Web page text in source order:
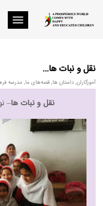
نقل و نبات ها…
آموزگاران,داستان ها,قصه‌های ما, مدرسه
نقل و نبات ها–